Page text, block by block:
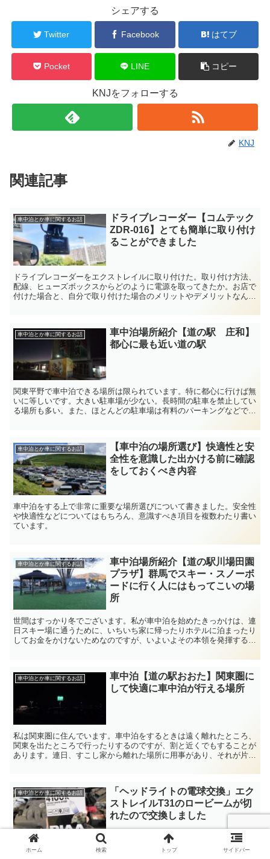
シェアする
Twitter Facebook はてブ
Pocket LINE コピー
KNJをフォローする
KNJ
関連記事
車中泊とか車に関するお話
ドライブレコーダー【コムテック
ZDR-016】とても簡単に取り付け
ることができました
ドライブレコーダーをエクストレイルに取り付けた。取り付け方法、
配線、ヒューズボックスからどのように電源を取ってきたか。お店で
付けた場合と、自分で取り付けた場合のメリットやデメリットなんか
車中泊とか車に関するお話
車中泊場所紹介【道の駅 庄和】
都心に最も近い道の駅
関東平野で車中泊できる場所は限られています。特に都心に行けば無
いに等しいです。大きい駐車場が少ない。長時間の駐車を禁止してい
る場所も多い。また、ほとんどの駐車場は有料のパーキングなどで
車中泊とか車に関するお話
【車中泊の場所選び】快適性と安
全性を意識した出かける前に確認
をしておくべき内容
車中泊をする上で非常に重要な場所選びについて書きました。安全性
や快適性などについてはもちろん、意識すべき項目を複数わたり書い
ています。
車中泊とか車に関するお話
車中泊場所紹介【道の駅川場田園
プラザ】群馬でスキー・スノーボ
ードに行く人にはもってこいの場
所
世間はすっかり冬でございます。私が車中泊を始めたきっかけは、連
日スキー場に通うために、いちいち家に帰ったりホテルに泊まったり
してお金をかけないためなのですが、いよいよその本領を発揮する季
車中泊とか車に関するお話
車中泊【道の駅おおた】関東圏に
して快適に車中泊が行える場所
私は関東圏に住んでいます。車中泊をするときは遠く離れたところ、
関東を出たところで行ったりするのですが、割と近くでもすることが
あります。連日、すこし家から離れた場所に用事があり、それが片道
車中泊とか車に関するお話
「ヘッドライトの電球交換」エク
ストレイルT31のロービームが切
れたので交換しました
以前、車の車検を通したのですが、車検を通してわずか数日で前側の
ホーム 検索 トップ サイドバー